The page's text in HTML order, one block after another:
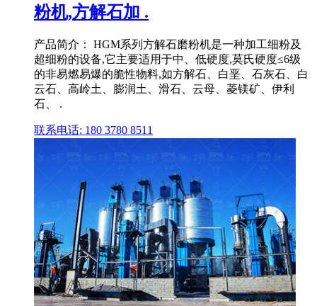
粉机,方解石加 .
产品简介： HGM系列方解石磨粉机是一种加工细粉及
超细粉的设备,它主要适用于中、低硬度,莫氏硬度≤6级
的非易燃易爆的脆性物料,如方解石、白垩、石灰石、白
云石、高岭土、膨润土、滑石、云母、菱镁矿、伊利
石、 .
联系电话: 180 3780 8511